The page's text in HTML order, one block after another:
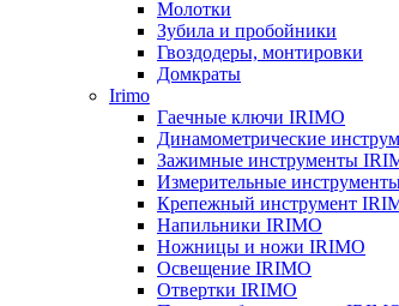
Молотки
Зубила и пробойники
Гвоздодеры, монтировки
Домкраты
Irimo
Гаечные ключи IRIMO
Динамометрические
Зажимные инструменты
Измерительные
Крепежный инструмент
Напильники IRIMO
Ножницы и ножи IRIMO
Освещение IRIMO
Отвертки IRIMO